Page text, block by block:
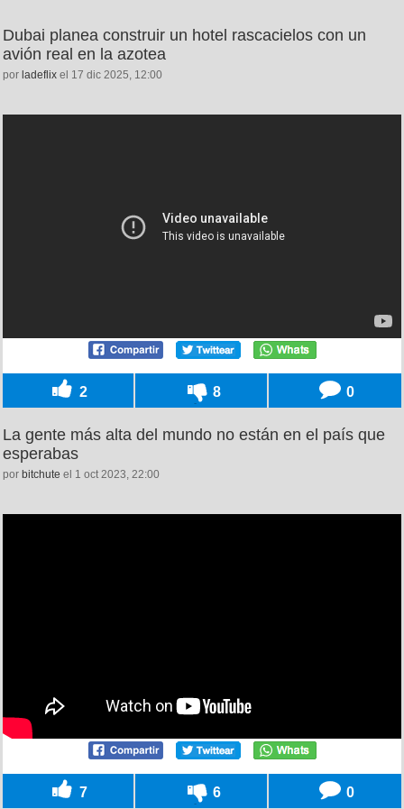
Dubai planea construir un hotel rascacielos con un
avión real en la azotea
por ladeflix el 17 dic 2025, 12:00
2 8 0
La gente más alta del mundo no están en el país que
esperabas
por bitchute el 1 oct 2023, 22:00
7 6 0